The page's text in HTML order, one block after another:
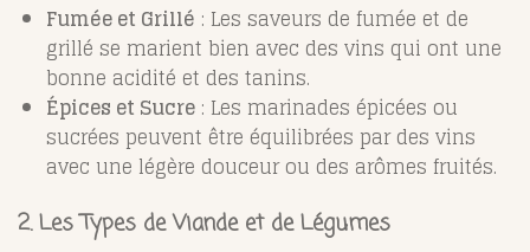
Fumée et Grillé : Les saveurs de fumée et de
grillé se marient bien avec des vins qui ont une
bonne acidité et des tanins.
Épices et Sucre : Les marinades épicées ou
sucrées peuvent être équilibrées par des vins
avec une légère douceur ou des arômes fruités.
2. Les Types de Viande et de Légumes